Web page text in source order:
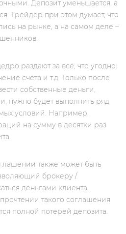
Депозит уменьшается, а
Трейдер при этом думает, что
на рынке, а на самом деле –
раздают за всё, что угодно:
счёта и т.д. Только после
собственные деньги,
нужно будет выполнить ряд
условий. Например,
на сумму в десятки раз
также может быть
брокеру /
деньгами клиента.
такого соглашения
полной потерей депозита.